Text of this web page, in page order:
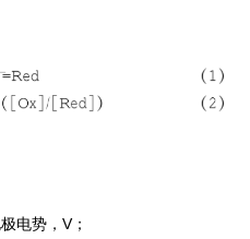
电势，V；